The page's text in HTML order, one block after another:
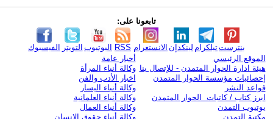
تابعونا على:
الفيسبوك التويتر اليوتيوب RSS الانستغرام لينكدإن تيلكرامبنترست
الموقع الرئيسي
هيئة ادارة الحوار المتمدن - للإتصال بنا
إحصائيات مؤسسة الحوار المتمدن
قواعد النشر
ابرز كتاب / كاتبات الحوار المتمدن
يوتيوب التمدن
مكتبة التمدن
أخبار عامة
وكالة أنباء المرأة
اخبار الأدب والفن
وكالة أنباء اليسار
وكالة أنباء العلمانية
وكالة أنباء العمال
وكالة أنباء حقوق الإنسان